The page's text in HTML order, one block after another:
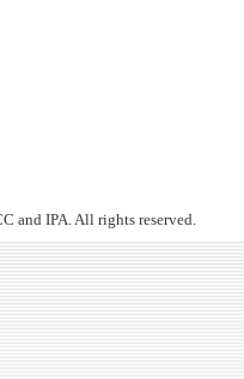
and IPA. All rights reserved.